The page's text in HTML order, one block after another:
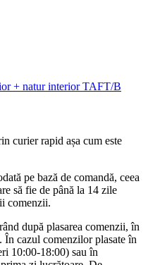
+ natur interior TAFT/B
curier rapid așa cum este
pe bază de comandă, ceea
să fie de până la 14 zile
comenzii.
după plasarea comenzii, în
cazul comenzilor plasate în
10:00-18:00) sau în